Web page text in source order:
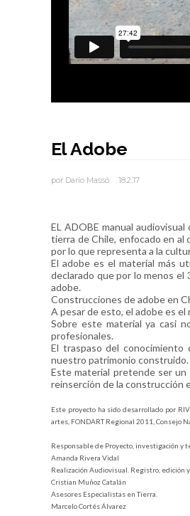
El Adobe
por Darío Massó 18.2.17
EL ADOBE manual
tierra de Chile, enfocado en al
por lo que representa a la
El adobe es el material más
declarado que por lo menos
adobe.
Construcciones de adobe en
A pesar de esto, el adobe es
Sobre este material ya casi
profesionales.
El traspaso del
nuestro patrimonio construido.
Este material pretende ser
reinserción de la construcción
Este proyecto ha sido desarrollado por
artes, FONDART Regional 2011, Consejo
Responsable de Proyecto, investigación y
Amanda Rivera Vidal
Realización Audiovisual. Registro, edición y
Cristian Muñoz Catalán
Asesores Especialistas en Tierra.
Marcelo Cortés Álvarez